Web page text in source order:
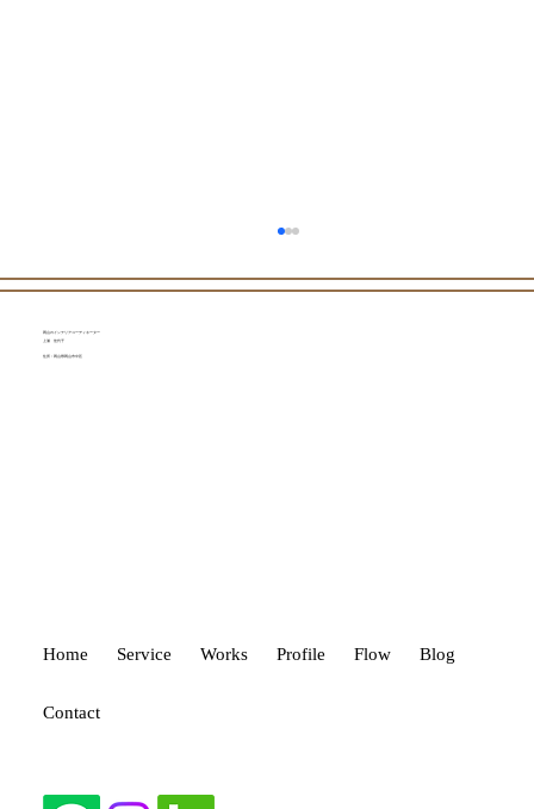
Home Service Works Profile Flow Blog
Contact
岡山のインテリアコーディネーター
上浦 佳代子
住所：岡山県岡山市中区